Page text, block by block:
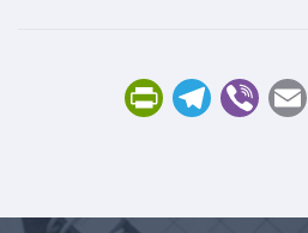
Facebook
Email
Viber
Telegram